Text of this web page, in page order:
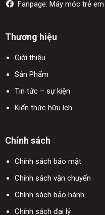
Fanpage: Máy móc trẻ
Thương hiệu
Giới thiệu
Sản Phẩm
Tin tức – sự kiện
Kiến thức hữu ích
Chính sách
Chính sách bảo mật
Chính sách vận chuyển
Chính sách bảo hành
Chính sách đại lý